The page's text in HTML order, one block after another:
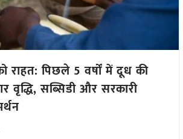
राहत: पिछले 5 वर्षों में दूध की
वृद्धि, सब्सिडी और सरकारी